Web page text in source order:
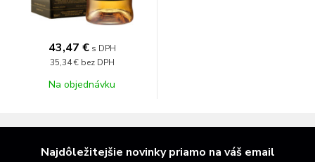
43,47 € s DPH
35,34 € bez DPH
Na objednávku
Najdôležitejšie novinky priamo na váš email